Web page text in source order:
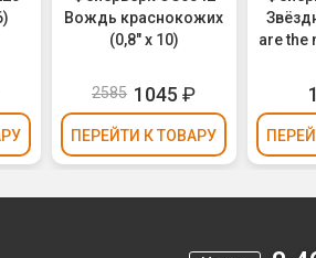
Вождь краснокожих
(0,8" х 10)
2585 1045 ₽
ПЕРЕЙТИ К ТОВАРУ
are the